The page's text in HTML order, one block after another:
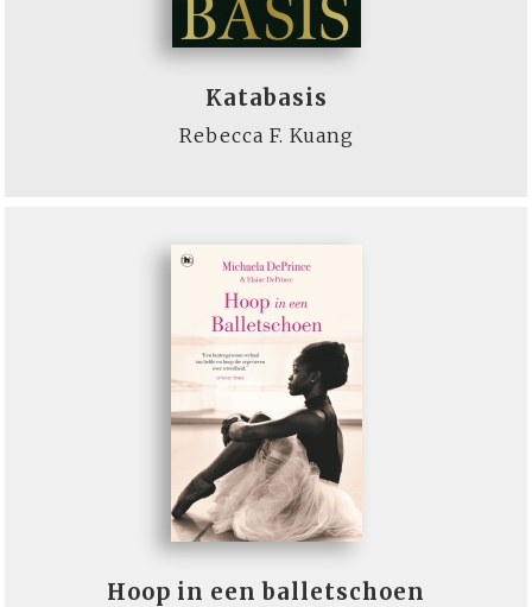
Katabasis
Rebecca F. Kuang
Hoop in een balletschoen